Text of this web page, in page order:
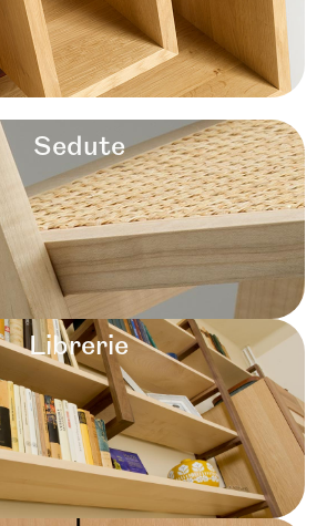
Sedute
Librerie